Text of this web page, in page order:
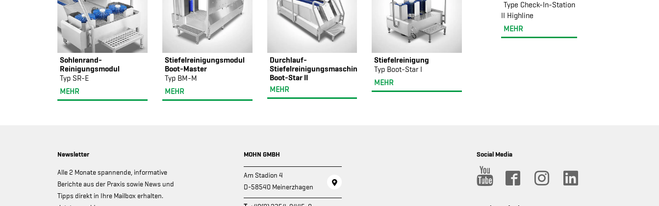
Sohlenrand-
Reinigungsmodul
Typ SR-E
MEHR
Stiefelreinigungsmodul
Boot-Master
Typ BM-M
MEHR
Durchlauf-
Stiefelreinigungsmaschine
Boot-Star II
MEHR
Stiefelreinigung
Typ Boot-Star I
MEHR
Type Check-In-Station
II Highline
MEHR
Newsletter
Alle 2 Monate spannende, informative
Berichte aus der Praxis sowie News und
Tipps direkt in Ihre Mailbox erhalten.
MOHN GMBH
Am Stadion 4
D-58540 Meinerzhagen
Social Media